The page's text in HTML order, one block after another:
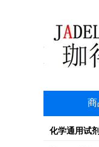
商
化学通用试剂